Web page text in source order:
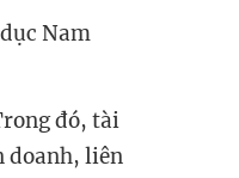
Nam
đó, tài
doanh, liên